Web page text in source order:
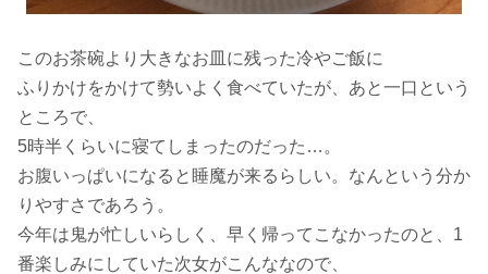
このお茶碗より大きなお皿に残った冷やご飯に
ふりかけをかけて勢いよく食べていたが、あと一口という
ところで、
5時半くらいに寝てしまったのだった…。
お腹いっぱいになると睡魔が来るらしい。なんという分か
りやすさであろう。
今年は鬼が忙しいらしく、早く帰ってこなかったのと、1
番楽しみにしていた次女がこんななので、